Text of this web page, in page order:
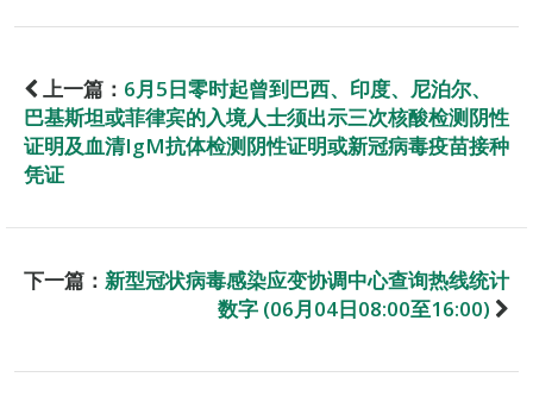
上一篇： 6月5日零时起曾到巴西、印度、尼泊尔、
巴基斯坦或菲律宾的入境人士须出示三次核酸检测阴性
证明及血清IgM抗体检测阴性证明或新冠病毒疫苗接种
凭证
下一篇： 新型冠状病毒感染应变协调中心查询热线统计
数字 (06月04日08:00至16:00)